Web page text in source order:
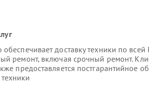
доставку техники по
ремонт, включая срочный ремонт.
предоставляется постгарантийное